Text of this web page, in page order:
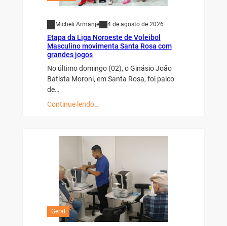
Micheli Armanje 4 de agosto de 2026
Etapa da Liga Noroeste de Voleibol
Masculino movimenta Santa Rosa com
grandes jogos
No último domingo (02), o Ginásio João
Batista Moroni, em Santa Rosa, foi palco
de…
Continue lendo…
Geral